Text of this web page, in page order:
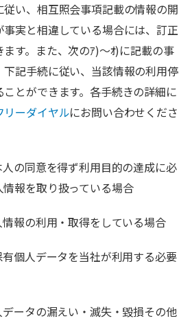
い、相互照会事項記載の情報の開
実と相違している場合には、訂正
す。また、次のｱ)～ｵ)に記載の事
記手続に従い、当該情報の利用停
とができます。各手続きの詳細に
リーダイヤルにお問い合わせくださ
の同意を得ず利用目的の達成に必
報を取り扱っている場合
報の利用・取得をしている場合
個人データを当社が利用する必要
ータの漏えい・滅失・毀損その他